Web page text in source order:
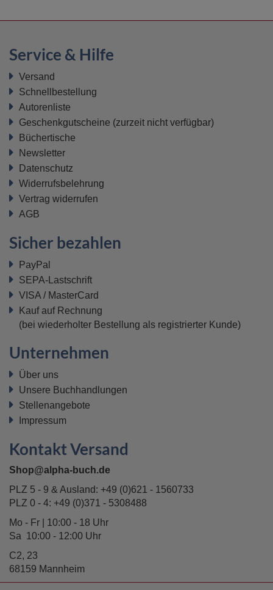
Service & Hilfe
Versand
Schnellbestellung
Autorenliste
Geschenkgutscheine (zurzeit nicht verfügbar)
Büchertische
Newsletter
Datenschutz
Widerrufsbelehrung
Vertrag widerrufen
AGB
Sicher bezahlen
PayPal
SEPA-Lastschrift
VISA / MasterCard
Kauf auf Rechnung
(bei wiederholter Bestellung als registrierter Kunde)
Unternehmen
Über uns
Unsere Buchhandlungen
Stellenangebote
Impressum
Kontakt Versand
Shop@alpha-buch.de
PLZ 5 - 9 & Ausland: +49 (0)621 - 1560733
PLZ 0 - 4: +49 (0)371 - 5308488
Mo - Fr | 10:00 - 18 Uhr
Sa 10:00 - 12:00 Uhr
C2, 23
68159 Mannheim